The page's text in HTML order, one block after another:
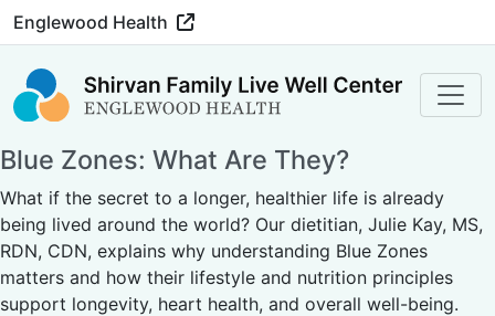
Englewood Health
Blue Zones: What Are They?
What if the secret to a longer, healthier life is already
being lived around the world? Our dietitian, Julie Kay, MS,
RDN, CDN, explains why understanding Blue Zones
matters and how their lifestyle and nutrition principles
support longevity, heart health, and overall well-being.